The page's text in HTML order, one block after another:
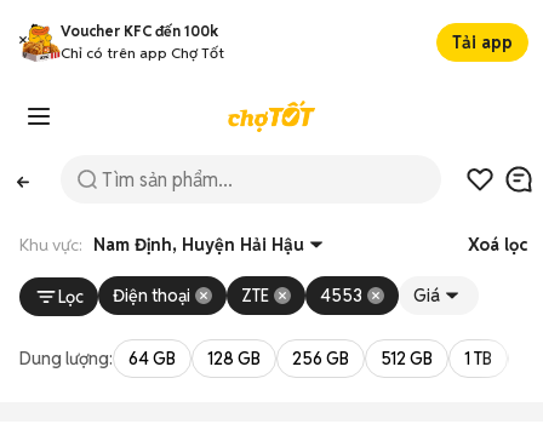
Voucher KFC đến 100k
Chỉ có trên app Chợ Tốt
Tải app
Khu vực: Nam Định, Huyện Hải Hậu Xoá lọc
Lọc Điện thoại ZTE 4553 Giá
Dung lượng: 64 GB 128 GB 256 GB 512 GB 1 TB